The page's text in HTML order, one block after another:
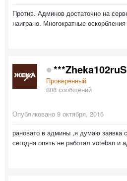
Против. Админов достаточно на
наиграно. Многократные
Проверенный
808 сообщений
Опубликовано 9 октября, 2016
рановато в админы ,я думаю заявка
сегодня опять не работал voteban и